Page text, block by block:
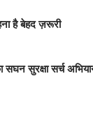
है बेहद ज़रूरी
सघन सुरक्षा सर्च